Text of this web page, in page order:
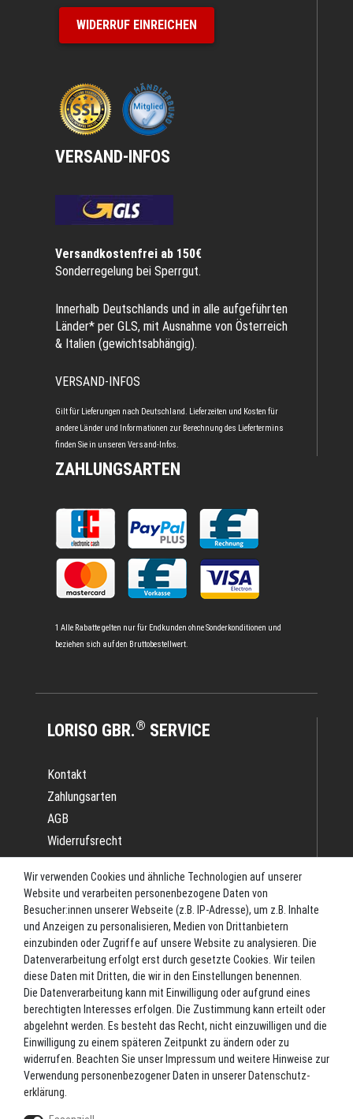
WIDERRUF EINREICHEN
VERSAND-INFOS
Versandkostenfrei ab 150€
Sonderregelung bei Sperrgut.
Innerhalb Deutschlands und in alle aufgeführten
Länder* per GLS, mit Ausnahme von Österreich
& Italien (gewichtsabhängig).
VERSAND-INFOS
Gilt für Lieferungen nach Deutschland. Lieferzeiten und Kosten für
andere Länder und Informationen zur Berechnung des Liefertermins
finden Sie in unseren Versand-Infos.
ZAHLUNGSARTEN
1 Alle Rabatte gelten nur für Endkunden ohne Sonderkonditionen und
beziehen sich auf den Bruttobestellwert.
LORISO GBR.® SERVICE
Kontakt
Zahlungsarten
AGB
Widerrufsrecht
Impressum
Datenschutz
Batterieverordnung
Versand
Blog
TOP-KATEGORIEN
Angel-Rollen
Angel-Zubehör
Bekleidung
Camping
Wir verwenden Cookies und ähnliche Technologien auf unserer
Website und verarbeiten personenbezogene Daten von
Besucher:innen unserer Webseite (z.B. IP-Adresse), um z.B. Inhalte
und Anzeigen zu personalisieren, Medien von Drittanbietern
einzubinden oder Zugriffe auf unsere Website zu analysieren. Die
Datenverarbeitung erfolgt erst durch gesetzte Cookies. Wir teilen
diese Daten mit Dritten, die wir in den Einstellungen benennen.
Die Datenverarbeitung kann mit Einwilligung oder aufgrund eines
berechtigten Interesses erfolgen. Die Zustimmung kann erteilt oder
abgelehnt werden. Es besteht das Recht, nicht einzuwilligen und die
Einwilligung zu einem späteren Zeitpunkt zu ändern oder zu
widerrufen. Beachten Sie unser Impressum und weitere Hinweise zur
Verwendung personenbezogener Daten in unserer Daten­schutz­
erklärung